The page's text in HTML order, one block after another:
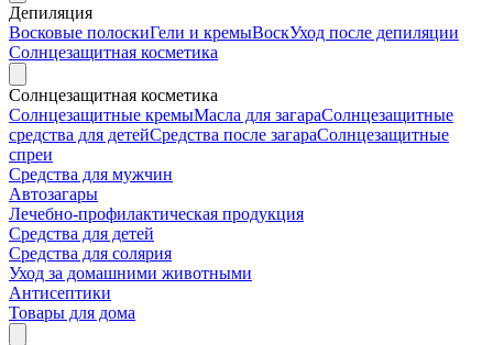
Депиляция
Восковые полоскиГели и кремыВоскУход после депиляции
Солнцезащитная косметика
Солнцезащитная косметика
Солнцезащитные кремыМасла для загараСолнцезащитные
средства для детейСредства после загараСолнцезащитные
спреи
Средства для мужчин
Автозагары
Лечебно-профилактическая продукция
Средства для детей
Средства для солярия
Уход за домашними животными
Антисептики
Товары для дома